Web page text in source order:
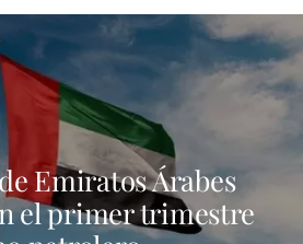
Emiratos Árabes
el primer trimestre